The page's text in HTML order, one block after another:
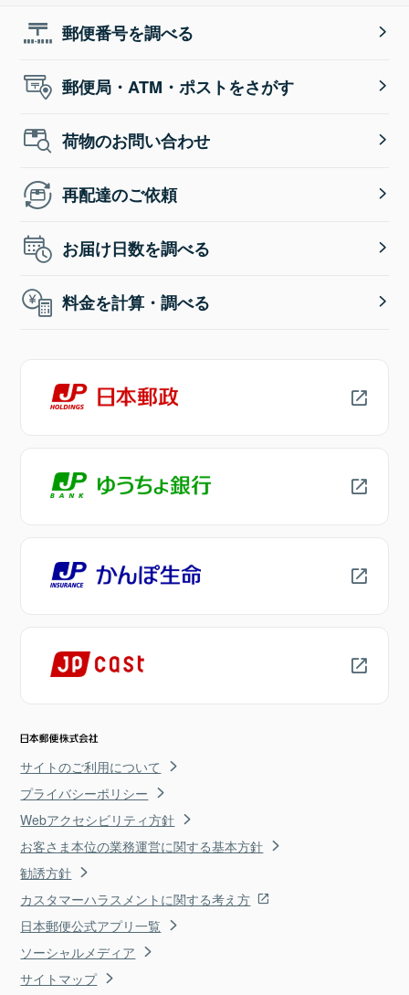
郵便番号を調べる
郵便局・ATM・ポストをさがす
荷物のお問い合わせ
再配達のご依頼
お届け日数を調べる
料金を計算・調べる
サイトのご利用について
プライバシーポリシー
Webアクセシビリティ方針
お客さま本位の業務運営に関する基本方針
勧誘方針
カスタマーハラスメントに関する考え方
日本郵便公式アプリ一覧
ソーシャルメディア
サイトマップ